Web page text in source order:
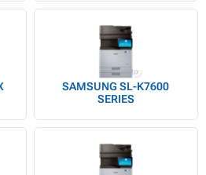
SAMSUNG SL-K7600
SERIES